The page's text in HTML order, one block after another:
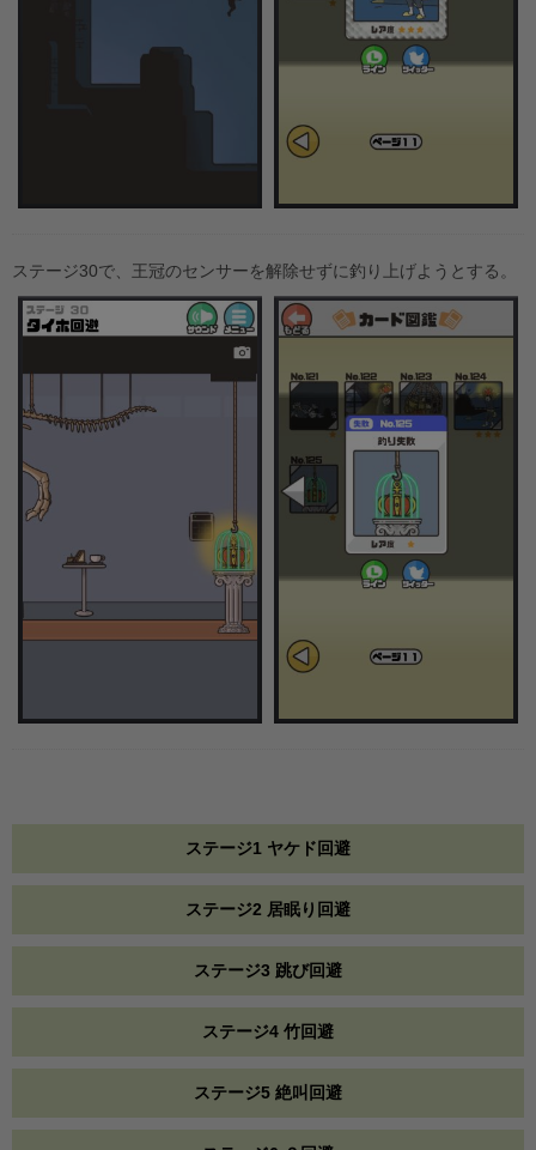
ステージ30で、王冠のセンサーを解除せずに釣り上げようとする。
ステージ1 ヤケド回避
ステージ2 居眠り回避
ステージ3 跳び回避
ステージ4 竹回避
ステージ5 絶叫回避